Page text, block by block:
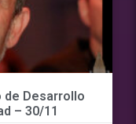
de Desarrollo
– 30/11